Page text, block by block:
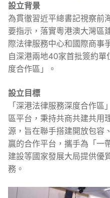
設立背景
為貫徹習近平總書記視察前
要指示，落實粵港澳大灣區
際法律服務中心和國際商事
自深港兩地40家首批簽約
度合作區」。
設立目標
「深港法律服務深度合作
區平台，秉持共商共建共用
源，旨在聯手搭建開放包容
贏的合作平台，攜手為「一
建設等國家發展大局提供優
務。